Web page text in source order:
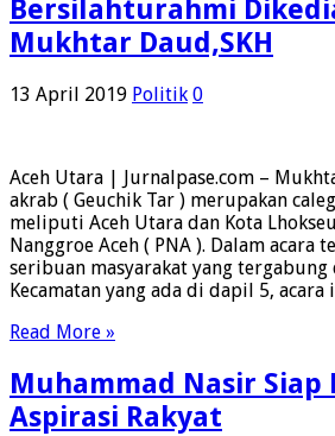
Bersilahturahmi
Mukhtar Daud,SKH
13 April 2019 Politik 0
Aceh Utara | Jurnalpase.com –
akrab ( Geuchik Tar ) merupakan
meliputi Aceh Utara dan Kota
Nanggroe Aceh ( PNA ). Dalam acara
seribuan masyarakat yang tergabung
Kecamatan yang ada di dapil 5,
Read More »
Muhammad Nasir Siap
Aspirasi Rakyat